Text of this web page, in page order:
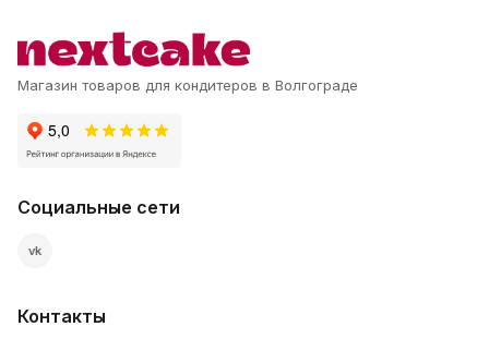
Магазин товаров для кондитеров в Волгограде
Социальные сети
vk
Контакты